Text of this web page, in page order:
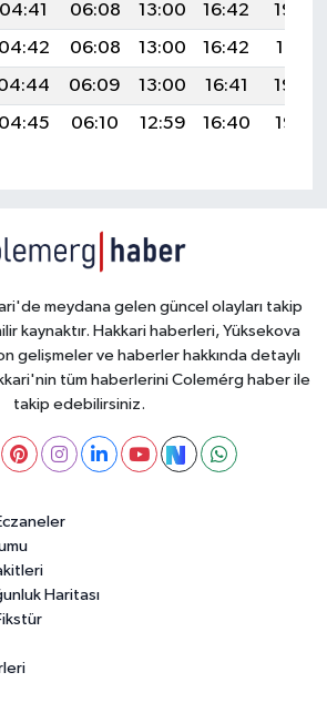
04:41 06:08 13:00 16:42
19:43
04:42 06:08 13:00 16:42
19:41
06:09 13:00 16:41
19:40
04:45 06:10 12:59 16:40 19:38
meydana gelen güncel olayları takip
kaynaktır. Hakkari haberleri, Yüksekova
gelişmeler ve haberler hakkında detaylı
tüm haberlerini Colemérg haber ile
takip edebilirsiniz.
Haritası